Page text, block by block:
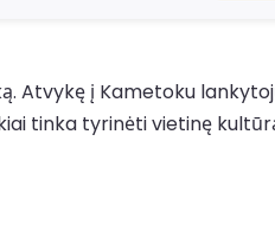
Atvykę į Kametoku
tinka tyrinėti vietinę